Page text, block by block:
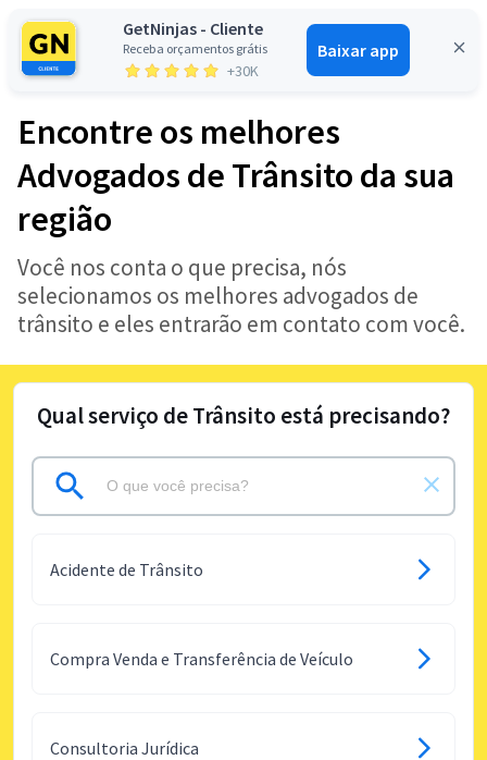
GetNinjas - Cliente
Receba orçamentos grátis
+30K
Baixar app
Entrar
Encontre os melhores
Advogados de Trânsito da sua
região
Você nos conta o que precisa, nós
selecionamos os melhores advogados de
trânsito e eles entrarão em contato com você.
Qual serviço de Trânsito está precisando?
Acidente de Trânsito
Compra Venda e Transferência de Veículo
Consultoria Jurídica